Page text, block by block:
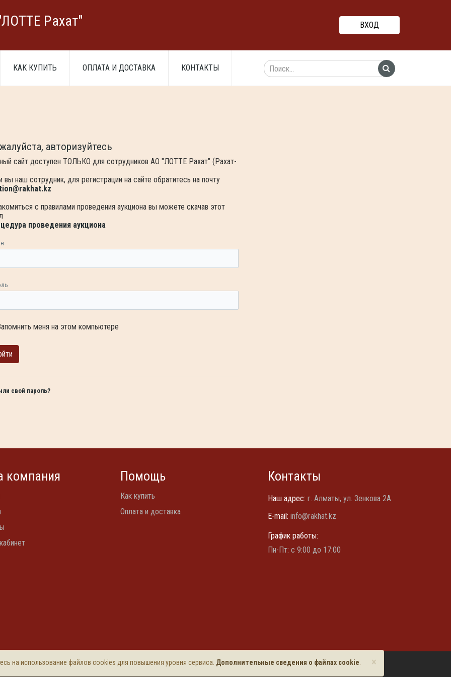
×
на использование файлов cookies для повышения уровня сервиса. Дополнительные сведения о файлах cookie
Рахат" ВХОД
КАК КУПИТЬ ОПЛАТА И ДОСТАВКА КОНТАКТЫ
авторизуйтесь
сайт доступен ТОЛЬКО для сотрудников АО "ЛОТТЕ Рахат" (Рахат-
вы наш сотрудник, для регистрации на сайте обратитесь на почту
с правилами проведения аукциона вы можете скачав этот
проведения аукциона
меня на этом компьютере
свой пароль?
компания Помощь
Как купить
Оплата и доставка
Контакты
Наш адрес: г. Алматы, ул. Зенкова 2А
E-mail: info@rakhat.kz
График работы:
Пн-Пт: с 9:00 до 17:00